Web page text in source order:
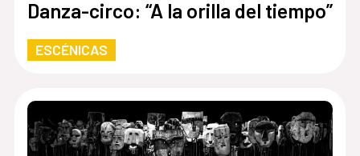
Danza-circo: “A la orilla del tiempo”
ESCÉNICAS